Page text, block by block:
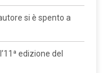
si è spento a
edizione del